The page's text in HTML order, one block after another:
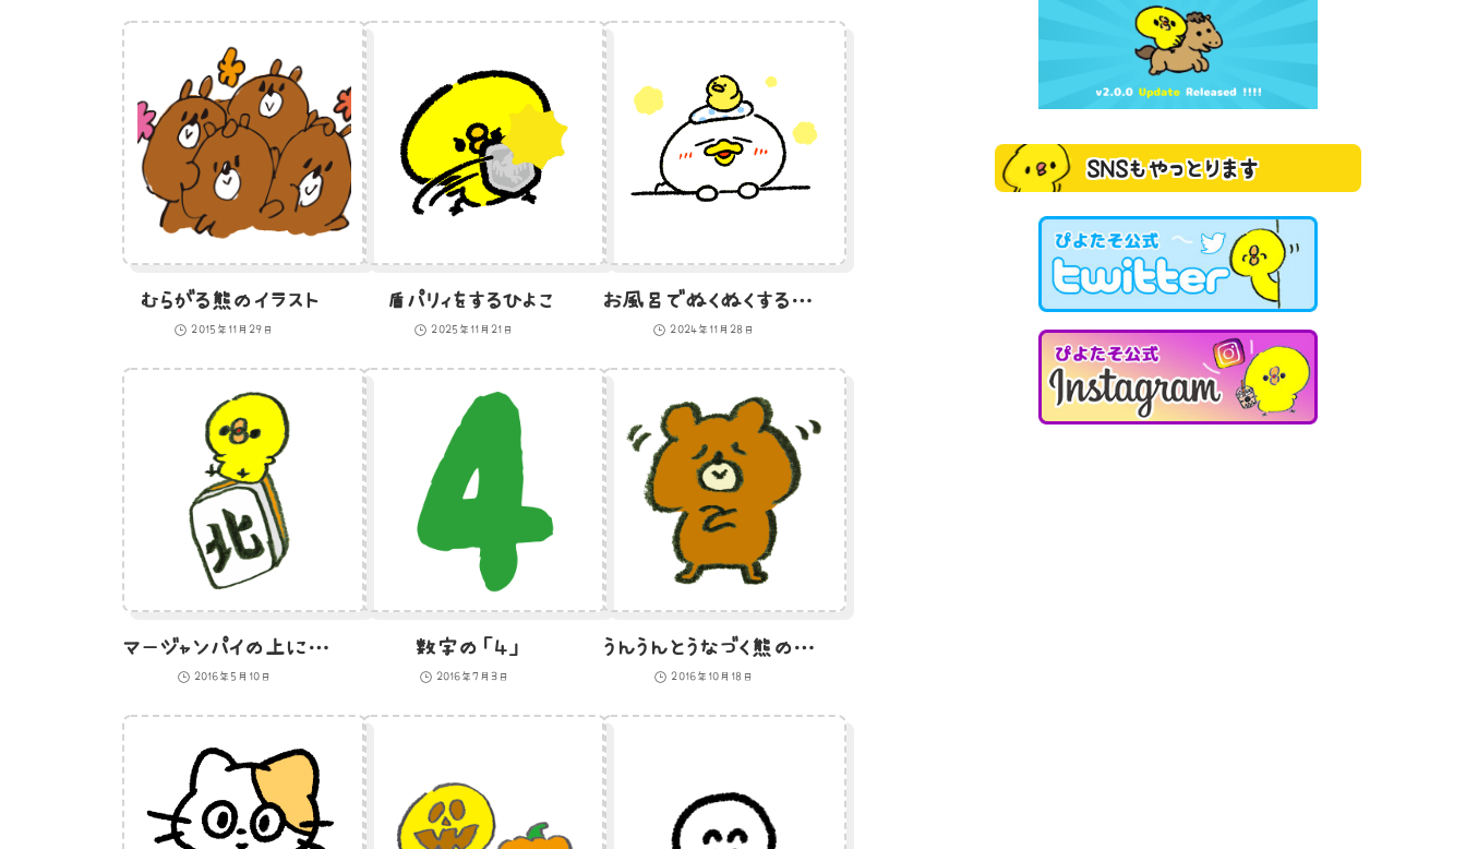
むらがる熊のイラスト
2015年11月29日
盾パリィをするひよこ
2025年11月21日
お風呂でぬくぬくするアヒル
2024年11月28日
マージャンパイの上に座るひよこのイラスト
2016年5月10日
数字の「４」
2016年7月3日
うんうんとうなづく熊のイラスト
2016年10月18日
SNSもやっとります